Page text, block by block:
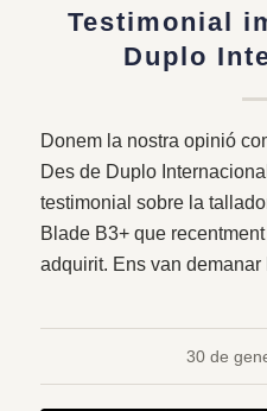
Testimonial
Duplo
Donem la nostra opinió
Des de Duplo
testimonial sobre la
Blade B3+ que
adquirit. Ens van
30 de